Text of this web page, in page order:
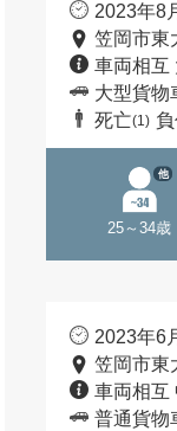
2023年8
笠岡市東
車両相互
大型貨物
死亡(1)
25～34歳
他
2023年6
笠岡市東
車両相互
普通貨物